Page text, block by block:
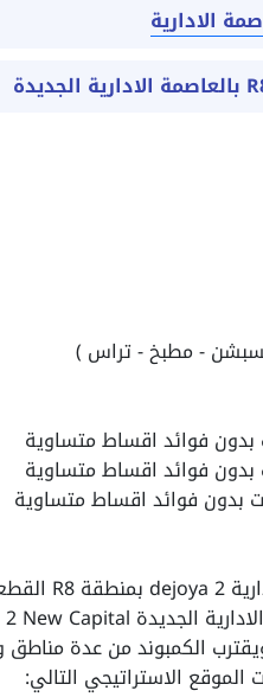
الكمبوند من عدة مناطق
الاستراتيجي التالي: